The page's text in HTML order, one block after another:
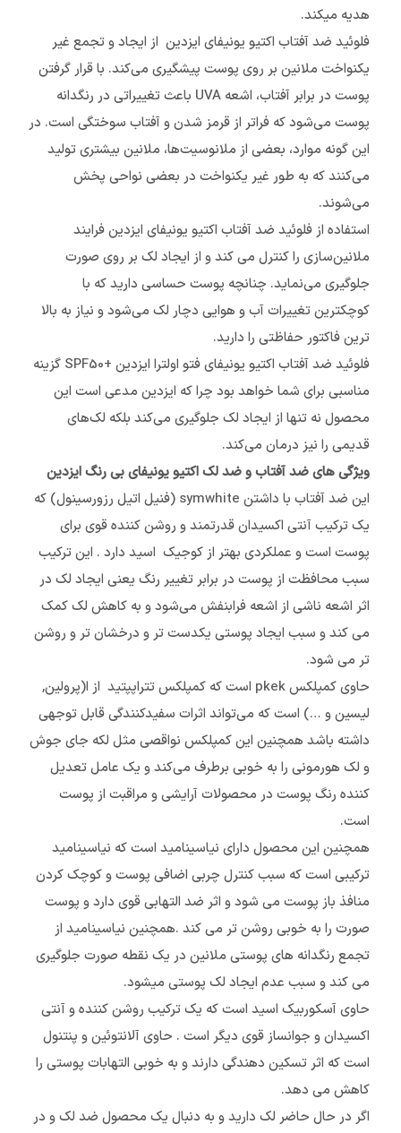
هدیه می‎کند.
فلوئید ضد آفتاب اکتیو یونیفای ایزدین از ایجاد و تجمع غیر
یکنواخت ملانین بر روی پوست پیشگیری می‌کند. با قرار گرفتن
پوست در برابر آفتاب، اشعه UVA باعث تغییراتی در رنگدانه
پوست می‌شود که فراتر از قرمز شدن و آفتاب سوختگی است. در
این گونه موارد، بعضی از ملانوسیت‌ها، ملانین بیشتری تولید
می‌کنند که به طور غیر یکنواخت در بعضی نواحی پخش
می‌شوند.
استفاده از فلوئید ضد آفتاب اکتیو یونیفای ایزدین فرایند
ملانین‌سازی را کنترل می ‌کند و از ایجاد لک بر روی صورت
جلوگیری می‌نماید. چنانچه پوست حساسی دارید که با
کوچکترین تغییرات آب و هوایی دچار لک می‌شود و نیاز به بالا
ترین فاکتور حفاظتی را دارید.
فلوئید ضد آفتاب اکتیو یونیفای فتو اولترا ایزدین +SPF50 گزینه
مناسبی برای شما خواهد بود چرا که ایزدین مدعی است این
محصول نه تنها از ایجاد لک جلوگیری می‌کند بلکه لک‌های
قدیمی را نیز درمان می‌کند.
ویژگی های ضد آفتاب و ضد لک اکتیو یونیفای بی رنگ ایزدین
این ضد آفتاب با داشتن symwhite (فنیل اتیل رزورسینول) که
یک ترکیب آنتی اکسیدان قدرتمند و روشن کننده قوی برای
پوست است و عملکردی بهتر از کوجیک اسید دارد . این ترکیب
سبب محافظت از پوست در برابر تغییر رنگ یعنی ایجاد لک در
اثر اشعه ناشی از اشعه فرابنفش می‌شود و به کاهش لک کمک
می کند و سبب ایجاد پوستی یکدست تر و درخشان تر و روشن
تر می شود.
حاوی کمپلکس pkek است که کمپلکس تتراپپتید از ا(پرولین,
لیسین و …) است که می‌تواند اثرات سفیدکنندگی قابل توجهی
داشته باشد همچنین این کمپلکس نواقصی مثل لکه جای جوش
و لک هورمونی را به خوبی برطرف می‌کند و یک عامل تعدیل
کننده رنگ پوست در محصولات آرایشی و مراقبت از پوست
است.
همچنین این محصول دارای نیاسینامید است که نیاسینامید
ترکیبی است که سبب کنترل چربی اضافی پوست و کوچک کردن
منافذ باز پوست می شود و اثر ضد التهابی قوی دارد و پوست
صورت را به خوبی روشن تر می کند .همچنین نیاسینامید از
تجمع رنگدانه های پوستی ملانین در یک نقطه صورت جلوگیری
می کند و سبب عدم ایجاد لک پوستی میشود.
حاوی آسکوربیک اسید است که یک ترکیب روشن کننده و آنتی
اکسیدان و جوانساز قوی دیگر است . حاوی آلانتوئین و پنتنول
است که اثر تسکین دهندگی دارند و به خوبی التهابات پوستی را
کاهش می دهد.
اگر در حال حاضر لک دارید و به دنبال یک محصول ضد لک و در